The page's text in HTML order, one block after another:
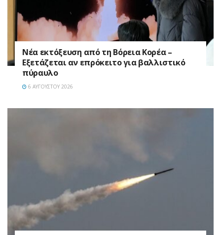
Νέα εκτόξευση από τη Βόρεια Κορέα –
Εξετάζεται αν επρόκειτο για βαλλιστικό
πύραυλο
6 ΑΥΓΟΎΣΤΟΥ 2026